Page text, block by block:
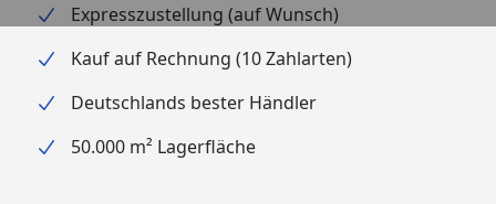
Expresszustellung (auf Wunsch)
Kauf auf Rechnung (10 Zahlarten)
Deutschlands bester Händler
50.000 m² Lagerfläche